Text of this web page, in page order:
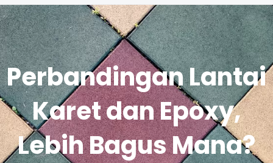
Perbandingan Lantai
Karet dan Epoxy,
Lebih Bagus Mana?